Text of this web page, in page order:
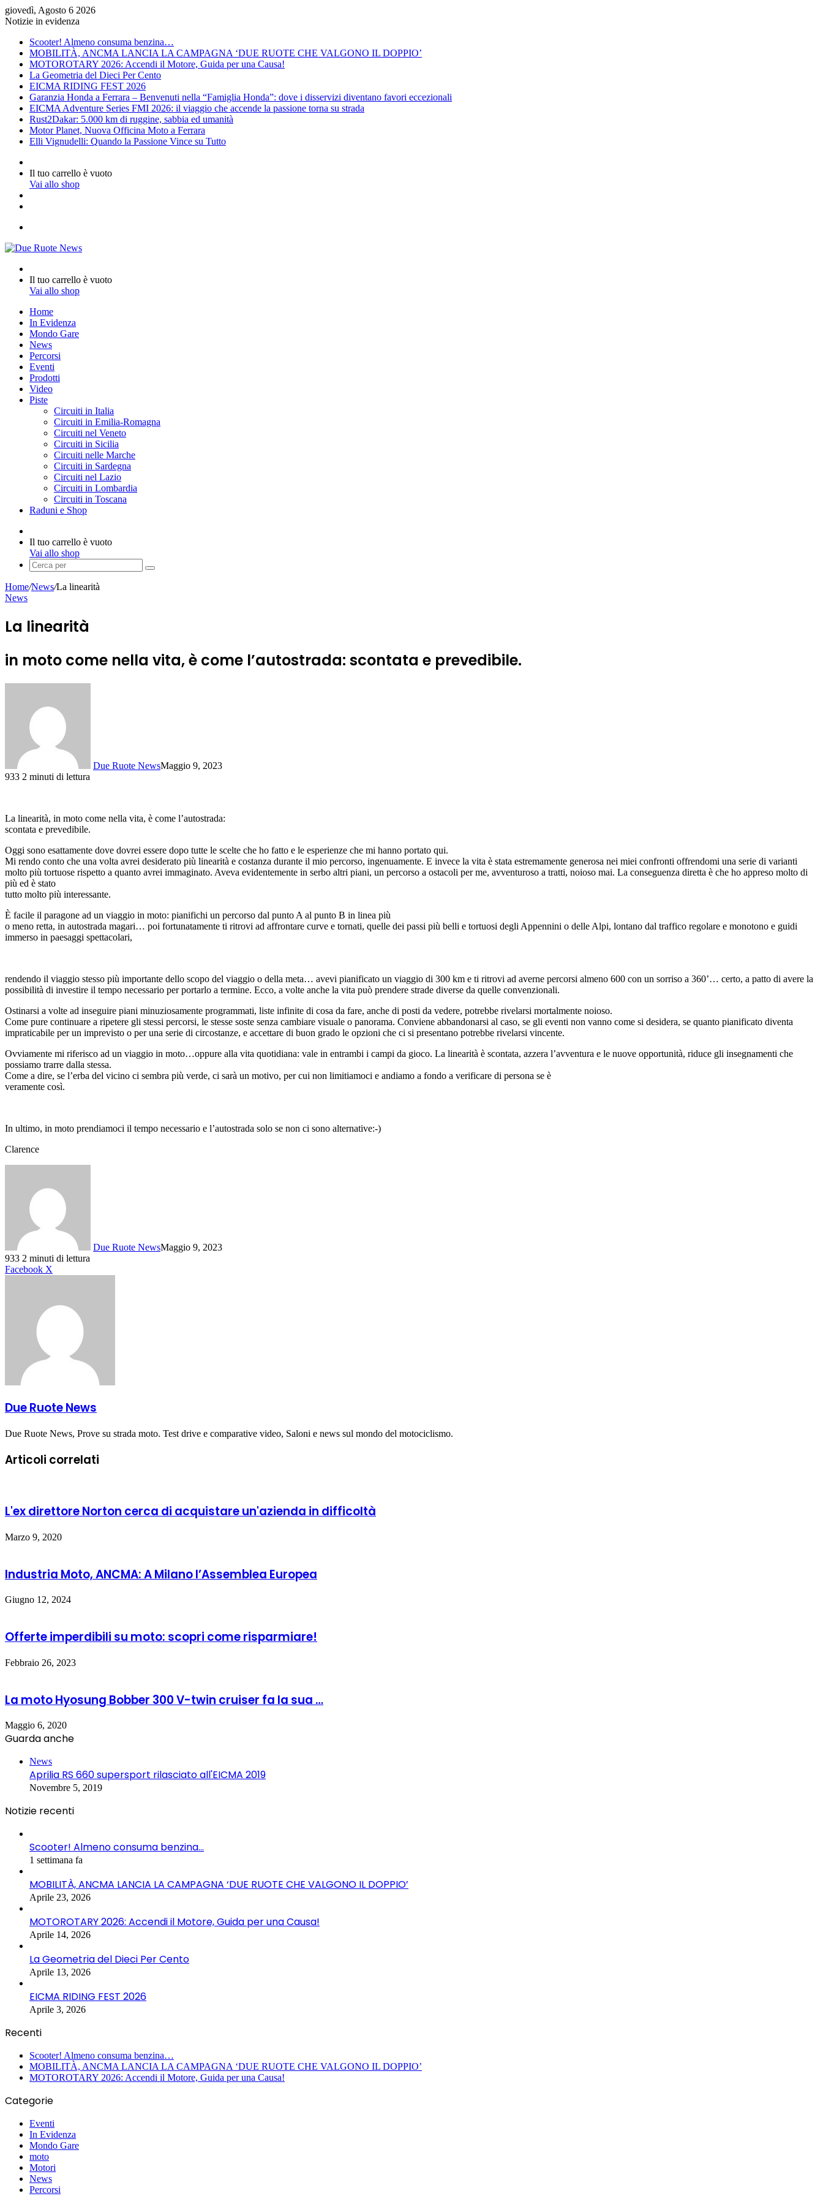
giovedì, Agosto 6 2026
Notizie in evidenza
Scooter! Almeno consuma benzina…
MOBILITÀ, ANCMA LANCIA LA CAMPAGNA ‘DUE RUOTE CHE VALGONO IL DOPPIO’
MOTOROTARY 2026: Accendi il Motore, Guida per una Causa!
La Geometria del Dieci Per Cento
EICMA RIDING FEST 2026
Garanzia Honda a Ferrara – Benvenuti nella “Famiglia Honda”: dove i disservizi diventano favori eccezionali
EICMA Adventure Series FMI 2026: il viaggio che accende la passione torna su strada
Rust2Dakar: 5.000 km di ruggine, sabbia ed umanità
Motor Planet, Nuova Officina Moto a Ferrara
Elli Vignudelli: Quando la Passione Vince su Tutto
Visualizza
Carrello
Il tuo carrello è vuoto
Vai allo shop
per
Visualizza
Carrello
Il tuo carrello è vuoto
Vai allo shop
Home
In Evidenza
Mondo Gare
News
Percorsi
Eventi
Prodotti
Video
Piste
Circuiti in Italia
Circuiti in Emilia-Romagna
Circuiti nel Veneto
Circuiti in Sicilia
Circuiti nelle Marche
Circuiti in Sardegna
Circuiti nel Lazio
Circuiti in Lombardia
Circuiti in Toscana
Raduni e Shop
Visualizza
Carrello
Il tuo carrello è vuoto
Vai allo shop
Cerca
Home/News/La linearità
News
La linearità
in moto come nella vita, è come l’autostrada: scontata e prevedibile.
Due Ruote NewsMaggio 9, 2023
933 2 minuti di lettura
La linearità, in moto come nella vita, è come l’autostrada:
scontata e prevedibile.
Oggi sono esattamente dove dovrei essere dopo tutte le scelte che ho fatto e le esperienze che mi hanno portato qui.
Mi rendo conto che una volta avrei desiderato più linearità e costanza durante il mio percorso, ingenuamente. E invece la vita è stata estremamente generosa nei miei confronti offrendomi una serie di varianti
molto più tortuose rispetto a quanto avrei immaginato. Aveva evidentemente in serbo altri piani, un percorso a ostacoli per me, avventuroso a tratti, noioso mai. La conseguenza diretta è che ho appreso molto di
più ed è stato
tutto molto più interessante.
È facile il paragone ad un viaggio in moto: pianifichi un percorso dal punto A al punto B in linea più
o meno retta, in autostrada magari… poi fortunatamente ti ritrovi ad affrontare curve e tornati, quelle dei passi più belli e tortuosi degli Appennini o delle Alpi, lontano dal traffico regolare e monotono e guidi
immerso in paesaggi spettacolari,
rendendo il viaggio stesso più importante dello scopo del viaggio o della meta… avevi pianificato un viaggio di 300 km e ti ritrovi ad averne percorsi almeno 600 con un sorriso a 360’… certo, a patto di avere la
possibilità di investire il tempo necessario per portarlo a termine. Ecco, a volte anche la vita può prendere strade diverse da quelle convenzionali.
Ostinarsi a volte ad inseguire piani minuziosamente programmati, liste infinite di cosa da fare, anche di posti da vedere, potrebbe rivelarsi mortalmente noioso.
Come pure continuare a ripetere gli stessi percorsi, le stesse soste senza cambiare visuale o panorama. Conviene abbandonarsi al caso, se gli eventi non vanno come si desidera, se quanto pianificato diventa
impraticabile per un imprevisto o per una serie di circostanze, e accettare di buon grado le opzioni che ci si presentano potrebbe rivelarsi vincente.
Ovviamente mi riferisco ad un viaggio in moto…oppure alla vita quotidiana: vale in entrambi i campi da gioco. La linearità è scontata, azzera l’avventura e le nuove opportunità, riduce gli insegnamenti che
possiamo trarre dalla stessa.
Come a dire, se l’erba del vicino ci sembra più verde, ci sarà un motivo, per cui non limitiamoci e andiamo a fondo a verificare di persona se è
veramente così.
In ultimo, in moto prendiamoci il tempo necessario e l’autostrada solo se non ci sono alternative:-)
Clarence
Due Ruote NewsMaggio 9, 2023
933 2 minuti di lettura
Facebook X
Due Ruote News
Due Ruote News, Prove su strada moto. Test drive e comparative video, Saloni e news sul mondo del motociclismo.
Articoli correlati
L'ex direttore Norton cerca di acquistare un'azienda in difficoltà
Marzo 9, 2020
Industria Moto, ANCMA: A Milano l’Assemblea Europea
Giugno 12, 2024
Offerte imperdibili su moto: scopri come risparmiare!
Febbraio 26, 2023
La moto Hyosung Bobber 300 V-twin cruiser fa la sua …
Maggio 6, 2020
Guarda anche
News
Aprilia RS 660 supersport rilasciato all'EICMA 2019
Novembre 5, 2019
Notizie recenti
Scooter! Almeno consuma benzina…
1 settimana fa
MOBILITÀ, ANCMA LANCIA LA CAMPAGNA ‘DUE RUOTE CHE VALGONO IL DOPPIO’
Aprile 23, 2026
MOTOROTARY 2026: Accendi il Motore, Guida per una Causa!
Aprile 14, 2026
La Geometria del Dieci Per Cento
Aprile 13, 2026
EICMA RIDING FEST 2026
Aprile 3, 2026
Recenti
Scooter! Almeno consuma benzina…
MOBILITÀ, ANCMA LANCIA LA CAMPAGNA ‘DUE RUOTE CHE VALGONO IL DOPPIO’
MOTOROTARY 2026: Accendi il Motore, Guida per una Causa!
Categorie
Eventi
In Evidenza
Mondo Gare
moto
Motori
News
Percorsi